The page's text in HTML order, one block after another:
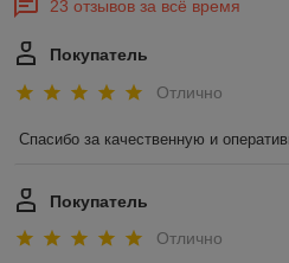
23 отзывов за всё время
Покупатель
Отлично
Спасибо за качественную и
Покупатель
Отлично